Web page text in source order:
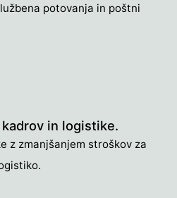
potovanja in poštni
in logistike.
z zmanjšanjem stroškov za